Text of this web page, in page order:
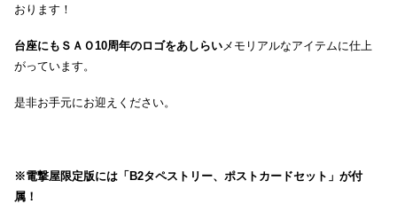
おります！
台座にもＳＡＯ10周年のロゴをあしらいメモリアルなアイテムに仕上
がっています。
是非お手元にお迎えください。
※電撃屋限定版には「B2タペストリー、ポストカードセット」が付
属！